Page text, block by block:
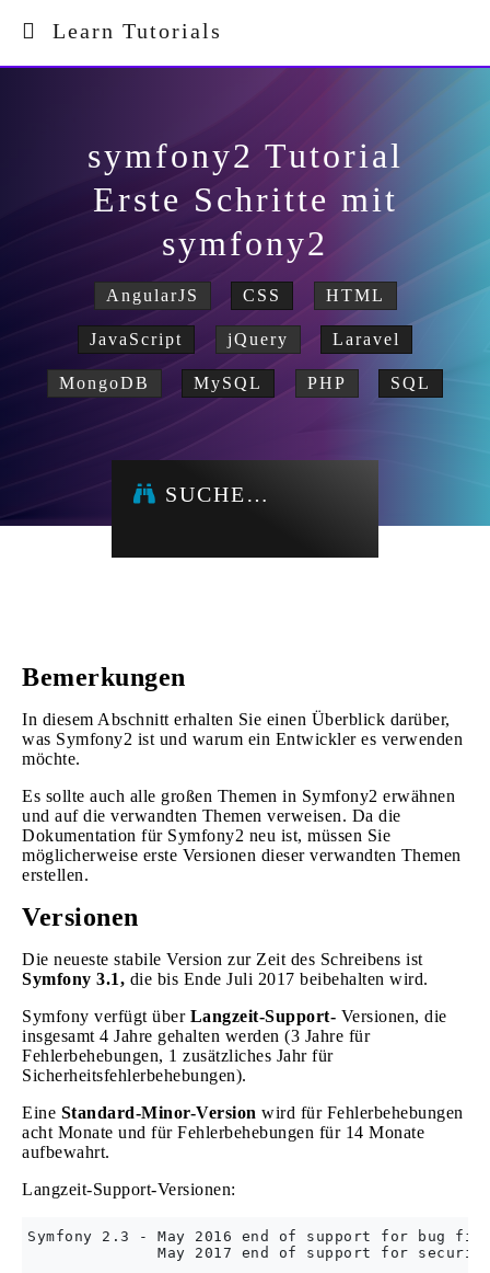
Learn Tutorials
symfony2 Tutorial
Erste Schritte mit
symfony2
AngularJS CSS HTML
JavaScript jQuery Laravel
MongoDB MySQL PHP SQL
SUCHE…
Bemerkungen
In diesem Abschnitt erhalten Sie einen Überblick darüber,
was Symfony2 ist und warum ein Entwickler es verwenden
möchte.
Es sollte auch alle großen Themen in Symfony2 erwähnen
und auf die verwandten Themen verweisen. Da die
Dokumentation für Symfony2 neu ist, müssen Sie
möglicherweise erste Versionen dieser verwandten Themen
erstellen.
Versionen
Die neueste stabile Version zur Zeit des Schreibens ist
Symfony 3.1, die bis Ende Juli 2017 beibehalten wird.
Symfony verfügt über Langzeit-Support- Versionen, die
insgesamt 4 Jahre gehalten werden (3 Jahre für
Fehlerbehebungen, 1 zusätzliches Jahr für
Sicherheitsfehlerbehebungen).
Eine Standard-Minor-Version wird für Fehlerbehebungen
acht Monate und für Fehlerbehebungen für 14 Monate
aufbewahrt.
Langzeit-Support-Versionen:
Symfony 2.3 - May 2016 end of support for bug
May 2017 end of support for